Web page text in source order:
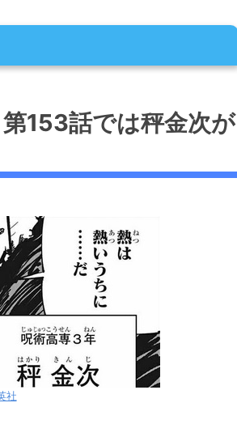
羅羅が術式を発動！
との戦いが勃発！
との我慢比べ！
雲一（かしもはじめ）」が登
見の過去が明らかに！
死滅回遊に突入！
153話では秤金次が
社